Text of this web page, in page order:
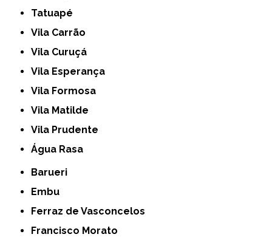
Tatuapé
Vila Carrão
Vila Curuçá
Vila Esperança
Vila Formosa
Vila Matilde
Vila Prudente
Água Rasa
Barueri
Embu
Ferraz de Vasconcelos
Francisco Morato